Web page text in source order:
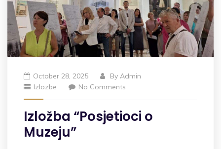
October 28, 2025 By Admin
Izlozbe
No Comments
Izložba “Posjetioci o
Muzeju”